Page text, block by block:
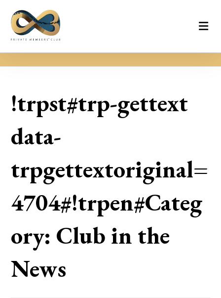
!trpst#trp-gettext
data-
trpgettextoriginal=
4704#!trpen#Categ
ory: Club in the
News